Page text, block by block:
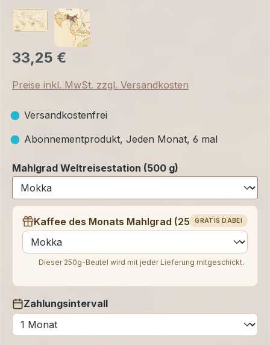
33,25 €
Preise inkl. MwSt. zzgl. Versandkosten
Versandkostenfrei
Abonnementprodukt, Jeden Monat, 6 mal
Mahlgrad Weltreisestation (500 g)
GRATIS DABEI
Kaffee des Monats Mahlgrad (250 g)
auswählen
Dieser 250g-Beutel wird mit jeder Lieferung mitgeschickt.
Zahlungsintervall
auswählen